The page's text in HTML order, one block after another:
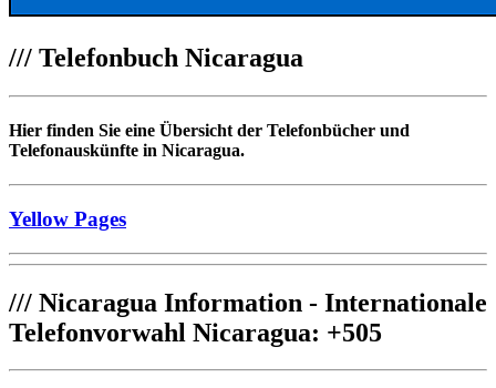
/// Telefonbuch Nicaragua
Hier finden Sie eine Übersicht der Telefonbücher und
Telefonauskünfte in Nicaragua.
Yellow Pages
/// Nicaragua Information - Internationale
Telefonvorwahl Nicaragua: +505